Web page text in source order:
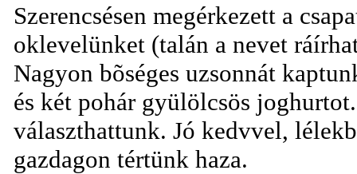
Szerencsésen megérkezett a
oklevelünket (talán a nevet
Nagyon bõséges uzsonnát
és két pohár gyülölcsös
választhattunk. Jó kedvvel,
gazdagon tértünk haza.